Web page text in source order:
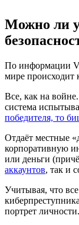
Можно ли
По информации
мире происходит
Все, как на
система
победителя, то
Отдаёт местные
корпоративную
или деньги
аккаунтов, так и
Учитывая, что
портрет личности.